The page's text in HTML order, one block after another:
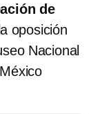
de
oposición
Nacional